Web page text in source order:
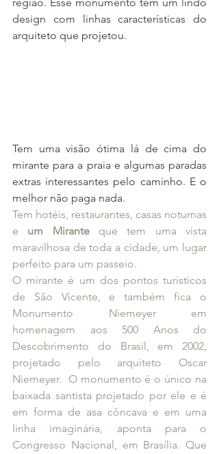
design com linhas características do
arquiteto que projetou.
Tem uma visão ótima lá de cima do
mirante para a praia e algumas paradas
extras interessantes pelo caminho. E o
melhor não paga nada.
Tem hotéis, restaurantes, casas noturnas
e um Mirante que tem uma vista
maravilhosa de toda a cidade, um lugar
perfeito para um passeio.
O mirante é um dos pontos turísticos
de São Vicente, e também fica o
Monumento Niemeyer em
homenagem aos 500 Anos do
Descobrimento do Brasil, em 2002,
projetado pelo arquiteto Oscar
Niemeyer.  O monumento é o único na
baixada santista projetado por ele e é
em forma de asa côncava e em uma
linha imaginária, aponta para o
Congresso Nacional, em Brasília. Que